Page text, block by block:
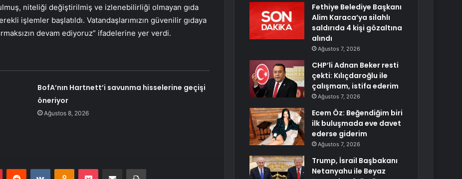
niteliği değiştirilmiş ve izlenebilirliği olmayan gıda
işlemler başlatıldı. Vatandaşlarımızın güvenilir gıdaya
devam ediyoruz” ifadelerine yer verdi.
BofA’nın Hartnett’i savunma hisselerine geçişi
öneriyor
Ağustos 8, 2026
PinterestReddit VKontakteOdnoklassniki
Pocket E-Posta ile paylaş Yazdır
Fethiye Belediye Başkanı
Alim Karaca’ya silahlı
saldırıda 4 kişi gözaltına
alındı
Ağustos 7, 2026
CHP’li Adnan Beker resti
çekti: Kılıçdaroğlu ile
çalışmam, istifa ederim
Ağustos 7, 2026
Ecem Öz: Beğendiğim biri
ilk buluşmada eve davet
ederse giderim
Ağustos 7, 2026
Trump, İsrail Başbakanı
Netanyahu ile Beyaz